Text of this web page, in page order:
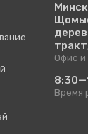
Офис и
Время